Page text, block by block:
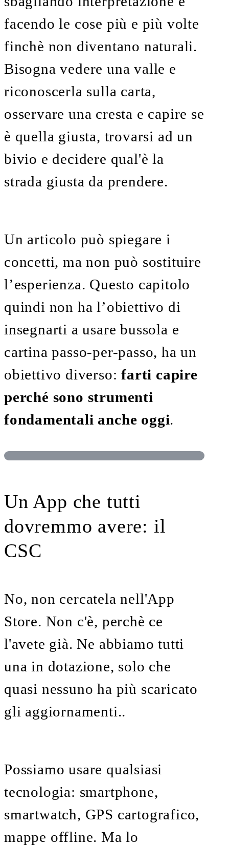
facendo le cose più e più volte
finchè non diventano naturali.
Bisogna vedere una valle e
riconoscerla sulla carta,
osservare una cresta e capire se
è quella giusta, trovarsi ad un
bivio e decidere qual'è la
strada giusta da prendere.
Un articolo può spiegare i
concetti, ma non può sostituire
l’esperienza. Questo capitolo
quindi non ha l’obiettivo di
insegnarti a usare bussola e
cartina passo-per-passo, ha un
obiettivo diverso:farti capire
perché sono strumenti
fondamentali anche oggi.
Un App che tutti
dovremmo avere: il
CSC
No, non cercatela nell'App
Store. Non c'è, perchè ce
l'avete già. Ne abbiamo tutti
una in dotazione, solo che
quasi nessuno ha più scaricato
gli aggiornamenti..
Possiamo usare qualsiasi
tecnologia: smartphone,
smartwatch, GPS cartografico,
mappe offline. Ma lo